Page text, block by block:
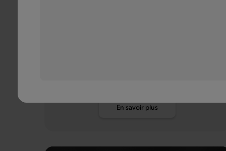
En savoir plus